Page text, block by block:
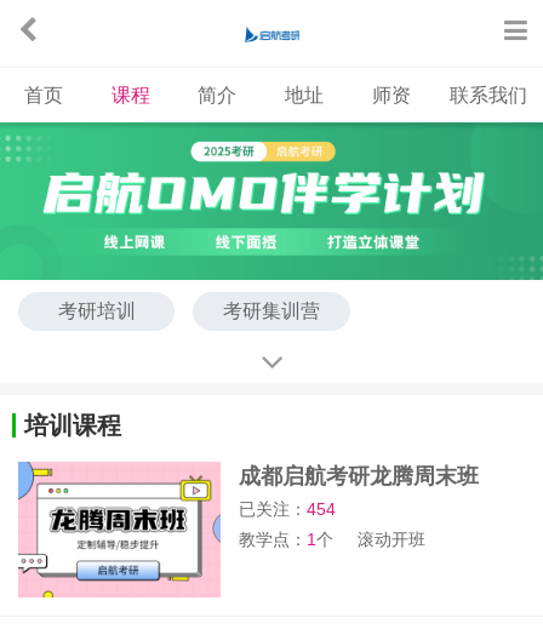
首页 课程 简介 地址 师资 联系我们
考研培训 考研集训营
培训课程
成都启航考研龙腾周末班
已关注：454
教学点： 1个 滚动开班